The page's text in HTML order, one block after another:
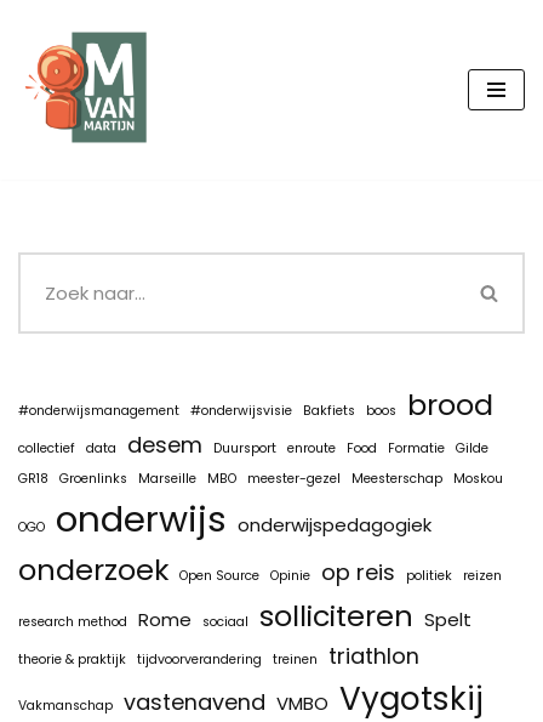
Ga
naar
#onderwijsmanagement #onderwijsvisie Bakfiets boos brood
collectief data desem Duursport enroute Food Formatie Gilde
GR18
Groenlinks Marseille MBO meester-gezel Meesterschap Moskou
OGO onderwijs onderwijspedagogiek
onderzoek Open Source Opinie op reis politiek reizen
research method Rome sociaal solliciteren Spelt
theorie & praktijk tijdvoorverandering treinen triathlon
Vakmanschap vastenavend VMBO Vygotskij